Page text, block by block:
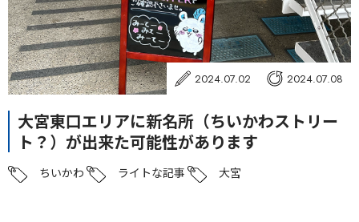
2024.07.02 2024.07.08
大宮東口エリアに新名所（ちいかわストリー
ト？）が出来た可能性があります
ちいかわ ライトな記事 大宮